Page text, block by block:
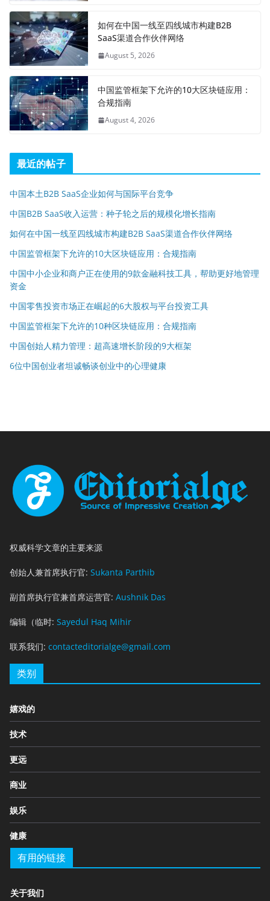
如何在中国一线至四线城市构建B2B
SaaS渠道合作伙伴网络
August 5, 2026
中国监管框架下允许的10大区块链应用：
合规指南
August 4, 2026
最近的帖子
中国本土B2B SaaS企业如何与国际平台竞争
中国B2B SaaS收入运营：种子轮之后的规模化增长指南
如何在中国一线至四线城市构建B2B SaaS渠道合作伙伴网络
中国监管框架下允许的10大区块链应用：合规指南
中国中小企业和商户正在使用的9款金融科技工具，帮助更好地管理
资金
中国零售投资市场正在崛起的6大股权与平台投资工具
中国监管框架下允许的10种区块链应用：合规指南
中国创始人精力管理：超高速增长阶段的9大框架
6位中国创业者坦诚畅谈创业中的心理健康
权威科学文章的主要来源
创始人兼首席执行官: Sukanta Parthib
副首席执行官兼首席运营官: Aushnik Das
编辑（临时: Sayedul Haq Mihir
联系我们: contacteditorialge@gmail.com
类别
嬉戏的
技术
更远
商业
娱乐
健康
有用的链接
关于我们